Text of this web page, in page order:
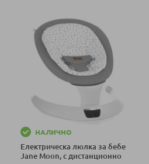
НАЛИЧНО
Електрическа люлка за бебе
Jane Moon, с дистанционно